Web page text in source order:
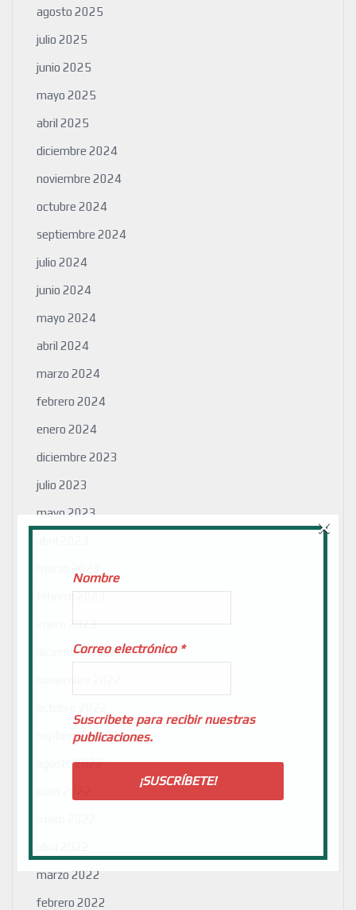
agosto 2025
julio 2025
junio 2025
mayo 2025
abril 2025
diciembre 2024
noviembre 2024
octubre 2024
septiembre 2024
julio 2024
junio 2024
mayo 2024
abril 2024
marzo 2024
febrero 2024
enero 2024
diciembre 2023
julio 2023
mayo 2023
febrero 2023
enero 2023
diciembre 2022
septiembre 2022
agosto 2022
marzo 2022
febrero 2022
Nombre
Correo electrónico *
Suscribete para recibir nuestras
publicaciones.
×